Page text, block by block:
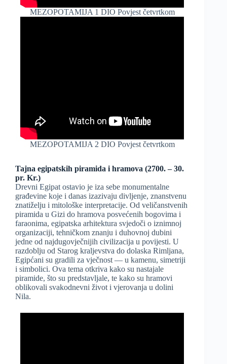
MEZOPOTAMIJA 1 DIO Povjest četvrtkom
MEZOPOTAMIJA 2 DIO Povjest četvrtkom
Tajna egipatskih piramida i hramova (2700. – 30.
pr. Kr.)
Drevni Egipat ostavio je iza sebe monumentalne
građevine koje i danas izazivaju divljenje, znanstvenu
znatiželju i mitološke interpretacije. Od veličanstvenih
piramida u Gizi do hramova posvećenih bogovima i
faraonima, egipatska arhitektura svjedoči o iznimnoj
organizaciji, tehničkom znanju i duhovnoj dubini
jedne od najdugovječnijih civilizacija u povijesti. U
razdoblju od Starog kraljevstva do dolaska Rimljana,
Egipćani su gradili za vječnost — u kamenu, simetriji
i simbolici. Ova tema otkriva kako su nastajale
piramide, što su predstavljale, te kako su hramovi
oblikovali svakodnevni život i vjerovanja u dolini
Nila.